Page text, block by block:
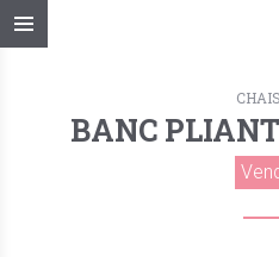
BANC